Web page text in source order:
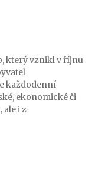
který vznikl v říjnu
každodenní
ekonomické či
ale i z